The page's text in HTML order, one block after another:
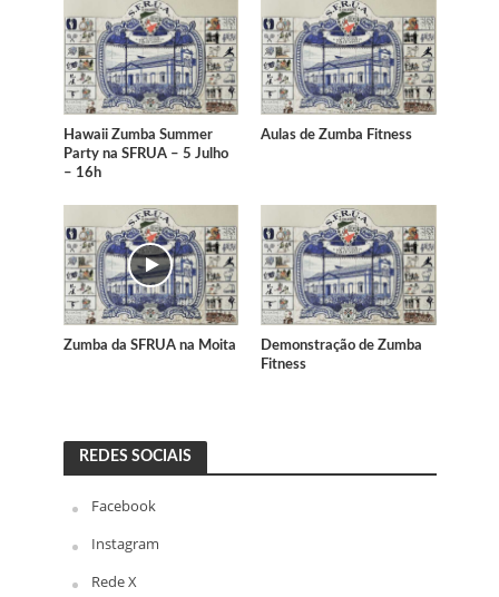
Hawaii Zumba Summer
Party na SFRUA – 5 Julho
– 16h
Aulas de Zumba Fitness
Zumba da SFRUA na Moita
Demonstração de Zumba
Fitness
REDES SOCIAIS
Facebook
Instagram
Rede X